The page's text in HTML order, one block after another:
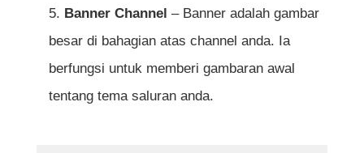
Banner Channel – Banner adalah gambar
besar di bahagian atas channel anda. Ia
berfungsi untuk memberi gambaran awal
tentang tema saluran anda.